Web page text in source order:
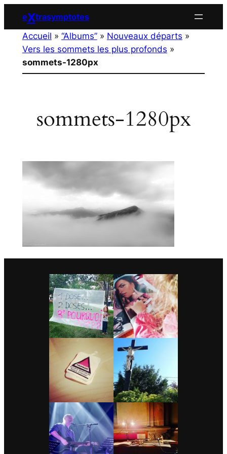
contenu
eXtrasymptotes
Accueil » “Albums”» Nouveaux départs »
Vers les sommets les plus profonds »
sommets-1280px
sommets-1280px